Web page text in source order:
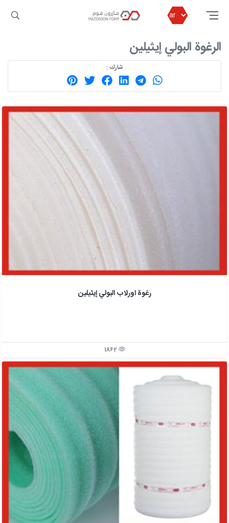
مازرون فوم المحصول الرغوة البولي إيثيلين
الرغوة البولي إيثيلين
شارك :
رغوة اورلاب البولي إيثيلين